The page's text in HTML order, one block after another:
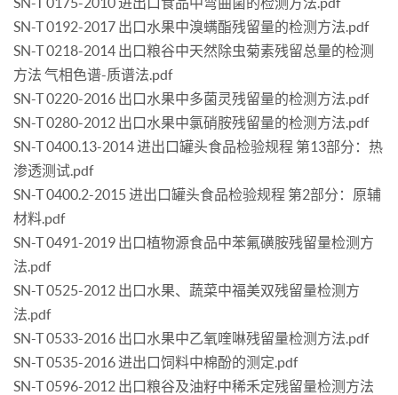
SN-T 0192-2017 出口水果中溴螨酯残留量的检测方法.pdf
SN-T 0218-2014 出口粮谷中天然除虫菊素残留总量的检测
方法 气相色谱-质谱法.pdf
SN-T 0220-2016 出口水果中多菌灵残留量的检测方法.pdf
SN-T 0280-2012 出口水果中氯硝胺残留量的检测方法.pdf
SN-T 0400.13-2014 进出口罐头食品检验规程 第13部分：热
渗透测试.pdf
SN-T 0400.2-2015 进出口罐头食品检验规程 第2部分：原辅
材料.pdf
SN-T 0491-2019 出口植物源食品中苯氟磺胺残留量检测方
法.pdf
SN-T 0525-2012 出口水果、蔬菜中福美双残留量检测方
法.pdf
SN-T 0533-2016 出口水果中乙氧喹啉残留量检测方法.pdf
SN-T 0535-2016 进出口饲料中棉酚的测定.pdf
SN-T 0596-2012 出口粮谷及油籽中稀禾定残留量检测方法